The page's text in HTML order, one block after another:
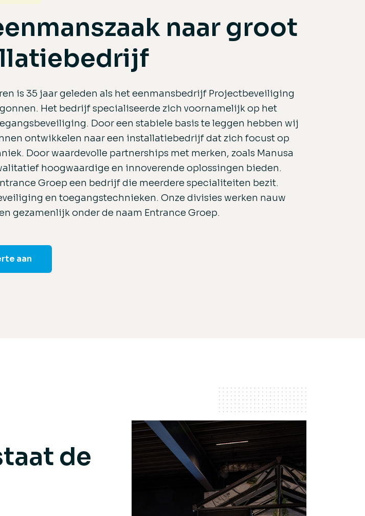
naar groot
is 35 jaar geleden als het eenmansbedrijf Projectbeveiliging
Het bedrijf specialiseerde zich voornamelijk op het
Door een stabiele basis te leggen hebben wij
ontwikkelen naar een installatiebedrijf dat zich focust op
Door waardevolle partnerships met merken, zoals Manusa
hoogwaardige en innoverende oplossingen bieden.
Groep een bedrijf die meerdere specialiteiten bezit.
en toegangstechnieken. Onze divisies werken nauw
gezamenlijk onder de naam Entrance Groep.
aan
de